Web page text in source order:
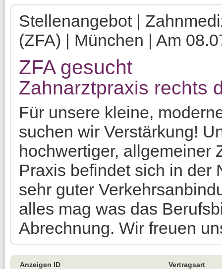
Stellenangebot |
(ZFA) | München | Am
ZFA gesucht
Zahnarztpraxis rechts
Für unsere kleine,
suchen wir Verstärkung!
hochwertiger, allgemeiner
Praxis befindet sich in der
sehr guter
alles mag was das
Abrechnung. Wir freuen
Anzeigen ID
Vertragsart